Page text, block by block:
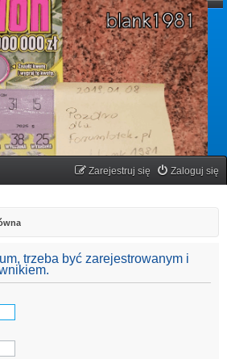
Zaloguj się
Zarejestruj się
trzeba być zarejestrowanym i